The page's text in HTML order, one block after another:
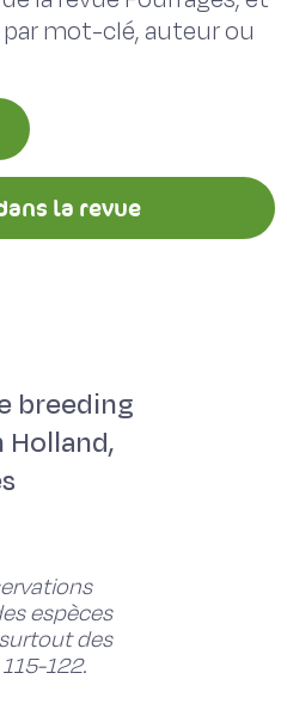
mot-clé, auteur ou
la revue
breeding
espèces
des
122.